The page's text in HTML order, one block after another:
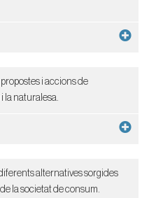
i accions de
la naturalesa.
alternatives sorgides
la societat de consum.